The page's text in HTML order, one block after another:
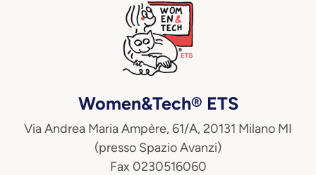
Women&Tech® ETS
Via Andrea Maria Ampère, 61/A, 20131 Milano MI
(presso Spazio Avanzi)
Fax 0230516060